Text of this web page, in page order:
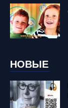
НОВЫЕ